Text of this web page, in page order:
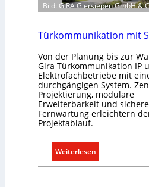
Bild: GIRA Giersiepen GmbH &
Türkommunikation mit
Von der Planung bis zur
Gira Türkommunikation IP
Elektrofachbetriebe mit
durchgängigen System.
Projektierung, modulare
Erweiterbarkeit und sichere
Fernwartung erleichtern
Projektablauf.
Weiterlesen
T